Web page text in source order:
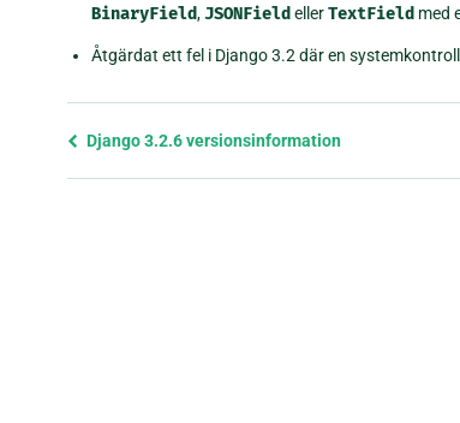
BinaryField,JSONField ellerTextField med
Åtgärdat ett fel i Django 3.2 där en
Föregående
Django 3.2.6 versionsinformation